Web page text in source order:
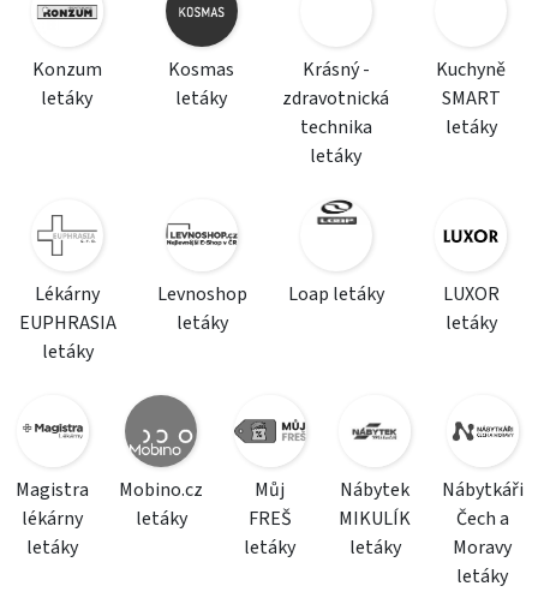
Konzum
letáky
Kosmas
letáky
Krásný -
zdravotnická
technika
letáky
Kuchyně
SMART
letáky
Lékárny
EUPHRASIA
letáky
Levnoshop
letáky
Loap letáky
LUXOR
letáky
Magistra
lékárny
letáky
Mobino.cz
letáky
Můj
FREŠ
letáky
Nábytek
MIKULÍK
letáky
Nábytkáři
Čech a
Moravy
letáky